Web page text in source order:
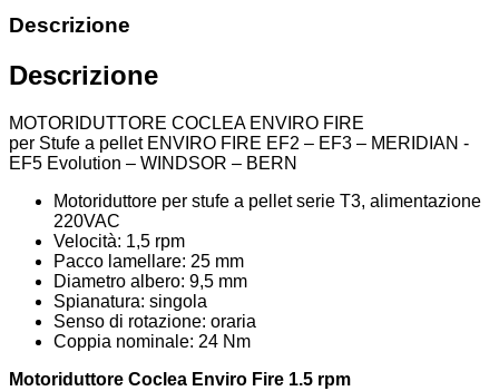
Descrizione
Descrizione
MOTORIDUTTORE COCLEA ENVIRO FIRE
per Stufe a pellet ENVIRO FIRE EF2 – EF3 – MERIDIAN -
EF5 Evolution – WINDSOR – BERN
Motoriduttore per stufe a pellet serie T3, alimentazione
220VAC
Velocità: 1,5 rpm
Pacco lamellare: 25 mm
Diametro albero: 9,5 mm
Spianatura: singola
Senso di rotazione: oraria
Coppia nominale: 24 Nm
Motoriduttore Coclea Enviro Fire 1.5 rpm